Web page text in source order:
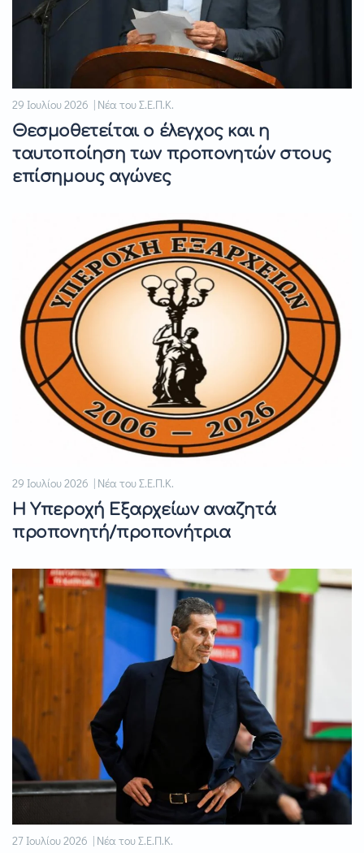
29 Ιουλίου 2026 | Νέα του Σ.Ε.Π.Κ.
Θεσμοθετείται ο έλεγχος και η
ταυτοποίηση των προπονητών στους
επίσημους αγώνες
29 Ιουλίου 2026 | Νέα του Σ.Ε.Π.Κ.
Η Υπεροχή Εξαρχείων αναζητά
προπονητή/προπονήτρια
27 Ιουλίου 2026 | Νέα του Σ.Ε.Π.Κ.